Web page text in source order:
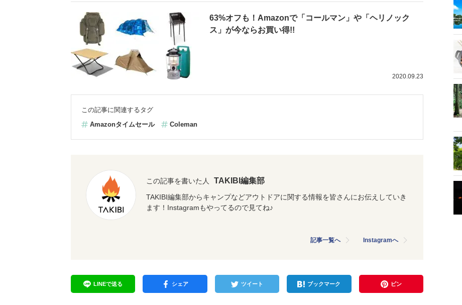
63%オフも！Amazonで「コールマン」や「ヘリノック
ス」が今ならお買い得!!
2020.09.23
この記事に関連するタグ
Amazonタイムセール
Coleman
この記事を書いた人 TAKIBI編集部
TAKIBI編集部からキャンプなどアウトドアに関する情報を皆さんにお伝えしていき
ます！Instagramもやってるので見てね♪
記事一覧へ Instagramへ
LINEで送る シェア ツイート ブックマーク ピン